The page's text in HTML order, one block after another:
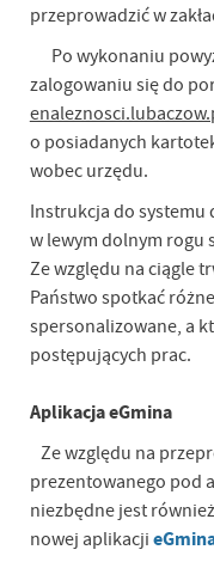
przeprowadzić w
Po wykonaniu
zalogowaniu się do
o posiadanych
wobec urzędu.
Instrukcja do systemu
w lewym dolnym rogu
Ze względu na ciągle
Państwo spotkać
spersonalizowane, a
postępujących prac.
Aplikacja eGmina
Ze względu na
prezentowanego pod
niezbędne jest
nowej aplikacji